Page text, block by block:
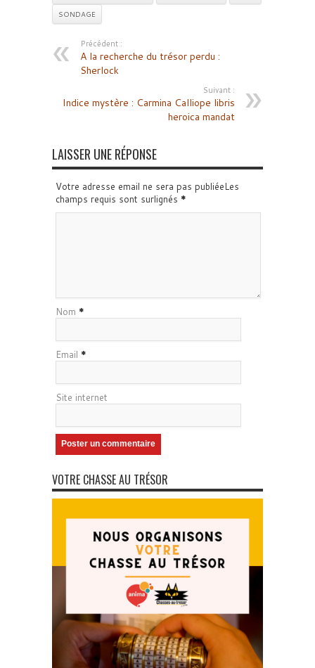
SONDAGE
Précédent :
A la recherche du trésor perdu :
Sherlock
Suivant :
Indice mystère : Carmina Calliope libris
heroica mandat
LAISSER UNE RÉPONSE
Votre adresse email ne sera pas publiéeLes
champs requis sont surlignés *
Nom *
Email *
Site internet
VOTRE CHASSE AU TRÉSOR